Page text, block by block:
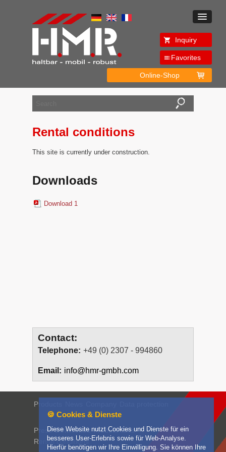
Inquiry
Favorites
Online-Shop
Rental conditions
This site is currently under construction.
Downloads
Download 1
Contact:
Telephone: +49 (0) 2307 - 994860
Email: info@hmr-gmbh.com
Products
Press Downloads Product films
Rental conditions
🍪 Cookies & Dienste
Diese Website nutzt Cookies und Dienste für ein
besseres User-Erlebnis sowie für Web-Analyse.
Hierfür benötigen wir Ihre Einwilligung. Sie können Ihre